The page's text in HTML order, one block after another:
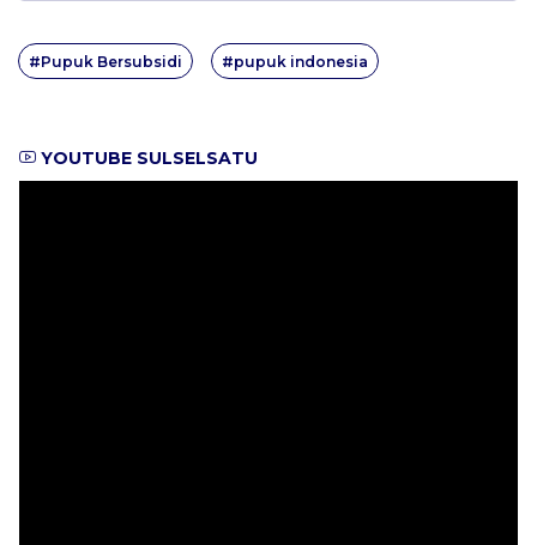
#Pupuk Bersubsidi #pupuk indonesia
YOUTUBE SULSELSATU